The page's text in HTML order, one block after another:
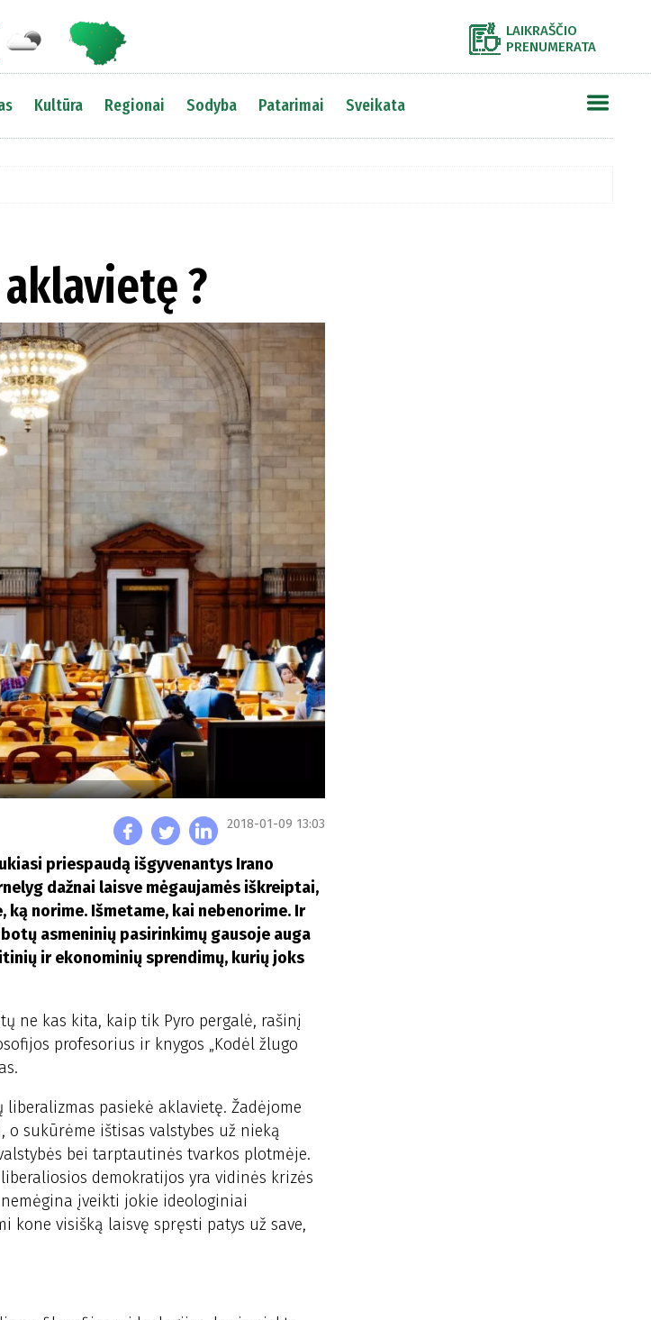
LAIKRAŠČIO
PRENUMERATA
Kultūra Regionai Sodyba Patarimai Sveikata
?
2018-01-09 13:03
priespaudą išgyvenantys Irano
dažnai laisve mėgaujamės iškreiptai,
norime. Išmetame, kai nebenorime. Ir
asmeninių pasirinkimų gausoje auga
ir ekonominių sprendimų, kurių joks
ne kas kita, kaip tik Pyro pergalė, rašinį
profesorius ir knygos „Kodėl žlugo
pasiekė aklavietę. Žadėjome
sukūrėme ištisas valstybes už nieką
bei tarptautinės tvarkos plotmėje.
demokratijos yra vidinės krizės
įveikti jokie ideologiniai
visišką laisvę spręsti patys už save,